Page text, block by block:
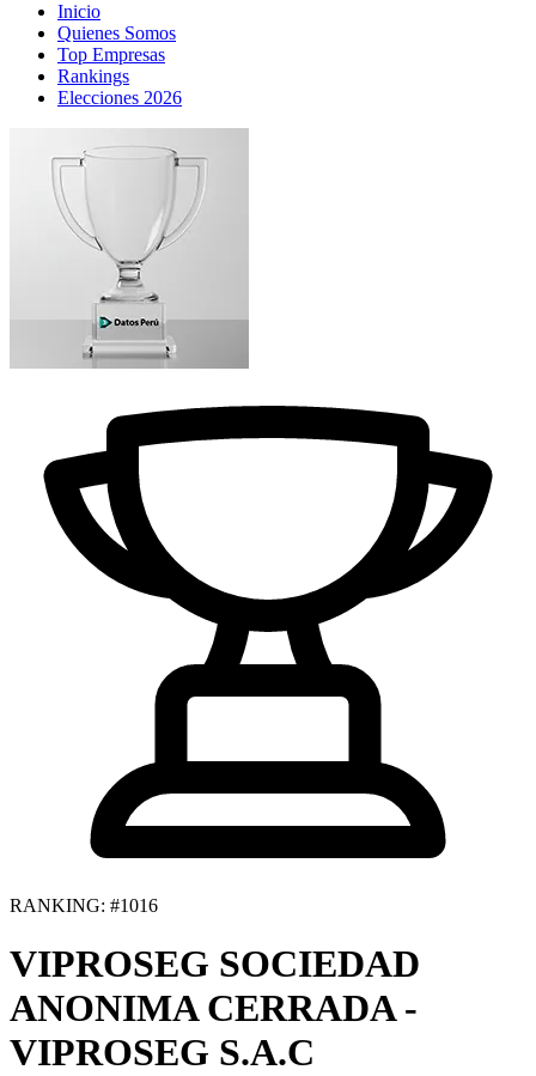
Inicio
Quienes Somos
Top Empresas
Rankings
Elecciones 2026
RANKING: #1016
VIPROSEG SOCIEDAD
ANONIMA CERRADA -
VIPROSEG S.A.C